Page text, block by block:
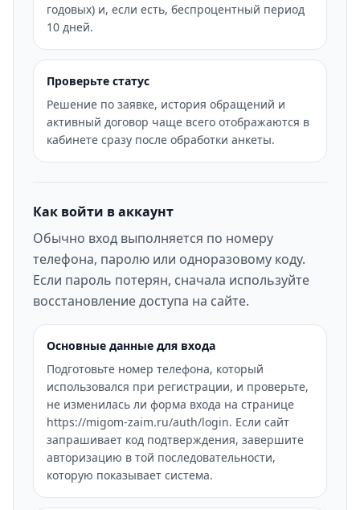
годовых) и, если есть, беспроцентный период
10 дней.
Проверьте статус
Решение по заявке, история обращений и
активный договор чаще всего отображаются в
кабинете сразу после обработки анкеты.
Как войти в аккаунт
Обычно вход выполняется по номеру
телефона, паролю или одноразовому коду.
Если пароль потерян, сначала используйте
восстановление доступа на сайте.
Основные данные для входа
Подготовьте номер телефона, который
использовался при регистрации, и проверьте,
не изменилась ли форма входа на странице
https://migom-zaim.ru/auth/login. Если сайт
запрашивает код подтверждения, завершите
авторизацию в той последовательности,
которую показывает система.